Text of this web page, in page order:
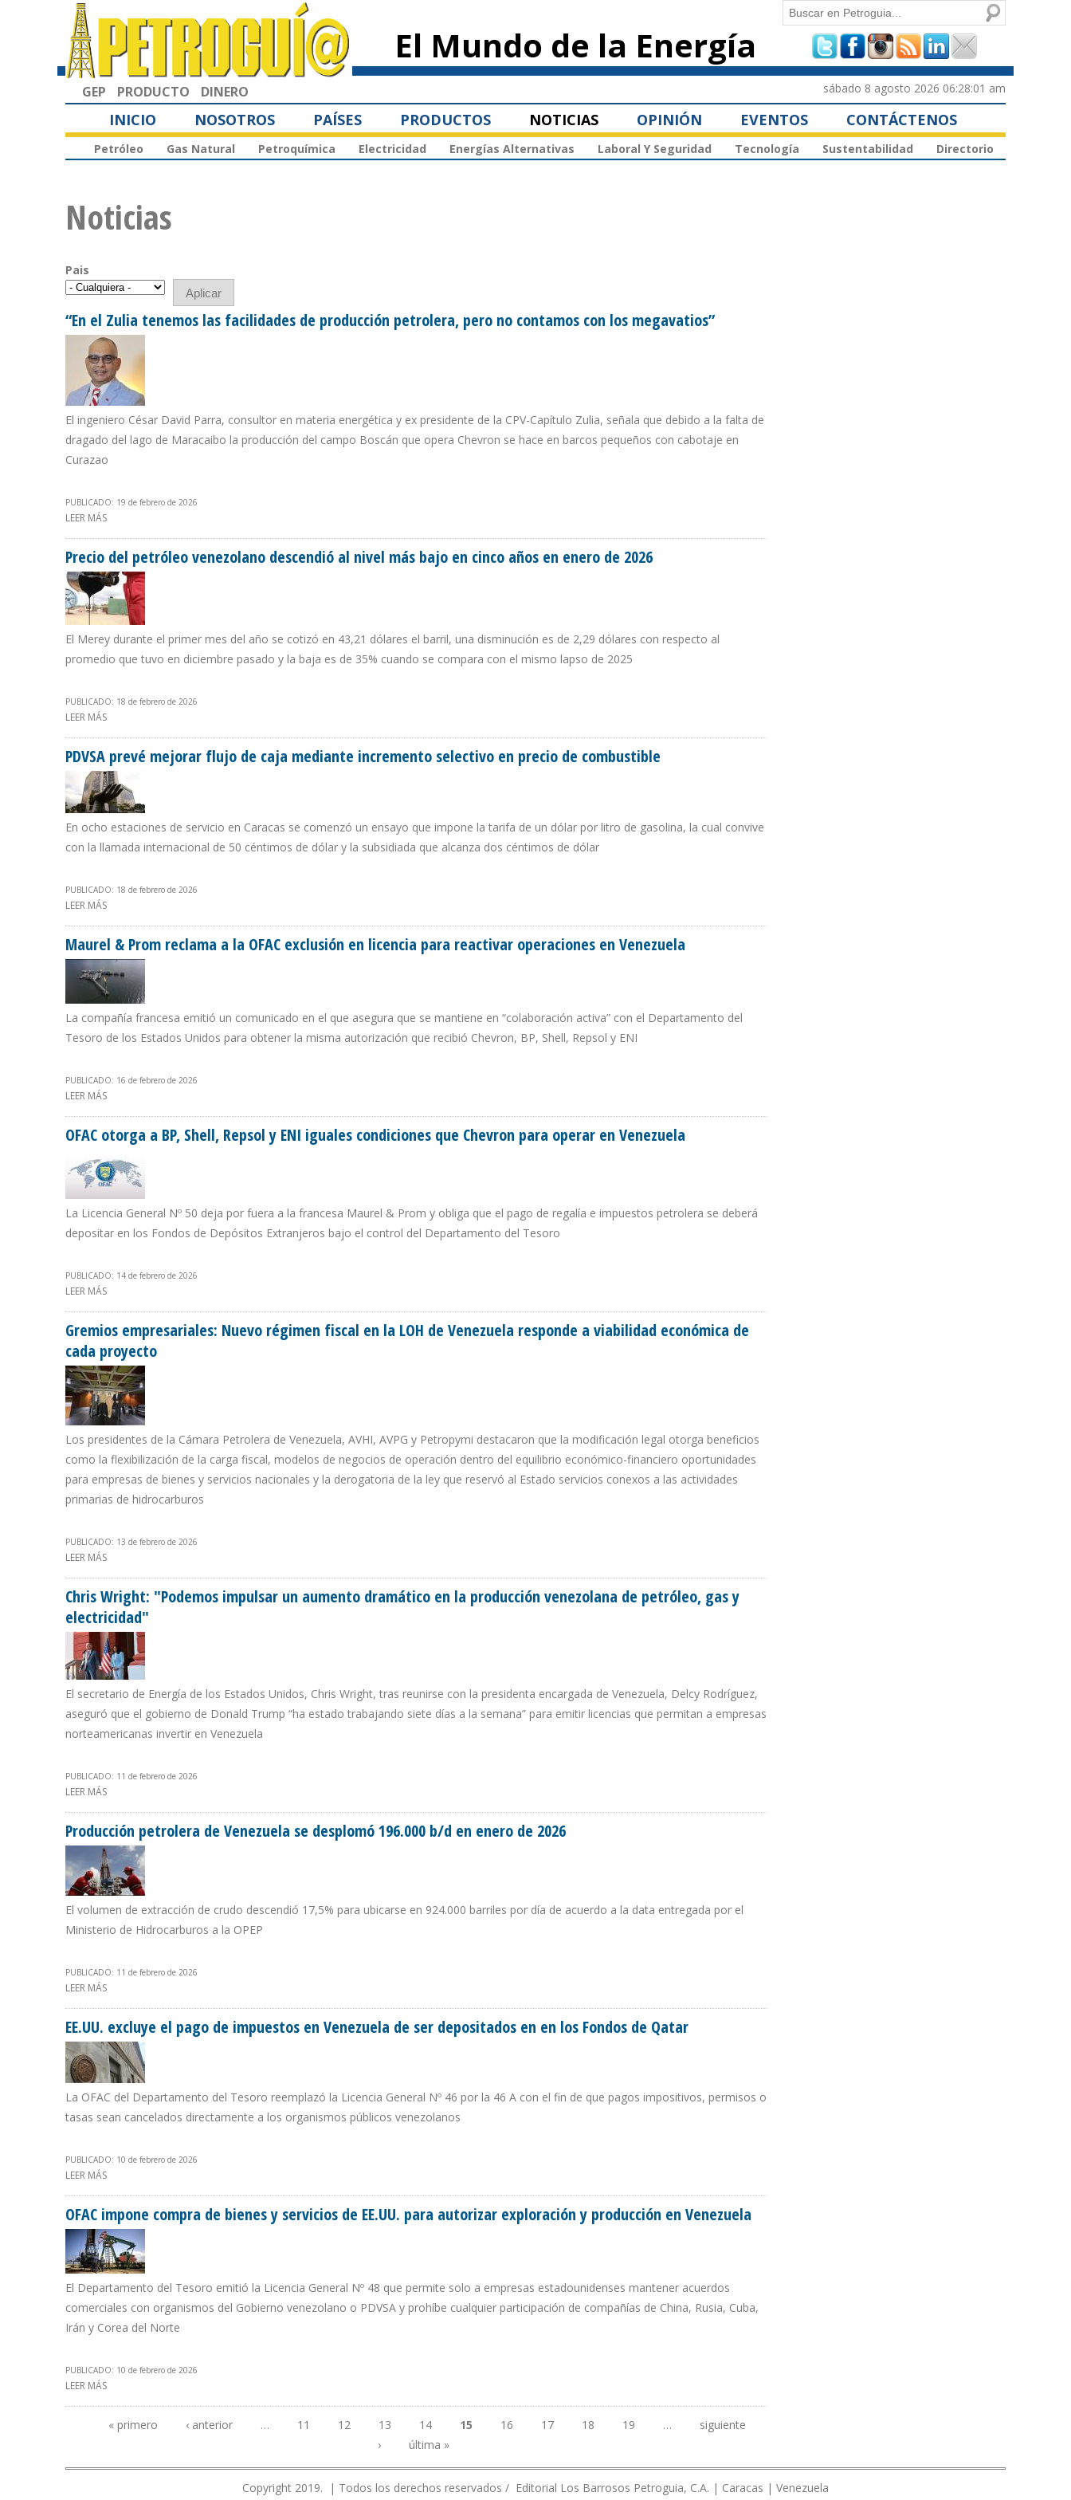
principal
El Mundo de la Energía
Formulario de
búsqueda
Buscar
GEP PRODUCTO DINERO sábado 8 agosto 2026 06:28:01 am
INICIO NOSOTROS PAÍSES PRODUCTOS NOTICIAS OPINIÓN EVENTOS CONTÁCTENOS
Petróleo Gas Natural Petroquímica Electricidad Energías Alternativas Laboral Y Seguridad Tecnología Sustentabilidad Directorio
Noticias
Pais
“En el Zulia tenemos las facilidades de producción petrolera, pero no contamos con los megavatios”
El ingeniero César David Parra, consultor en materia energética y ex presidente de la CPV-Capítulo Zulia, señala que debido a la falta de
dragado del lago de Maracaibo la producción del campo Boscán que opera Chevron se hace en barcos pequeños con cabotaje en
Curazao
PUBLICADO: 19 de febrero de 2026
LEER MÁS
Precio del petróleo venezolano descendió al nivel más bajo en cinco años en enero de 2026
El Merey durante el primer mes del año se cotizó en 43,21 dólares el barril, una disminución es de 2,29 dólares con respecto al
promedio que tuvo en diciembre pasado y la baja es de 35% cuando se compara con el mismo lapso de 2025
PUBLICADO: 18 de febrero de 2026
LEER MÁS
PDVSA prevé mejorar flujo de caja mediante incremento selectivo en precio de combustible
En ocho estaciones de servicio en Caracas se comenzó un ensayo que impone la tarifa de un dólar por litro de gasolina, la cual convive
con la llamada internacional de 50 céntimos de dólar y la subsidiada que alcanza dos céntimos de dólar
PUBLICADO: 18 de febrero de 2026
LEER MÁS
Maurel & Prom reclama a la OFAC exclusión en licencia para reactivar operaciones en Venezuela
La compañía francesa emitió un comunicado en el que asegura que se mantiene en “colaboración activa” con el Departamento del
Tesoro de los Estados Unidos para obtener la misma autorización que recibió Chevron, BP, Shell, Repsol y ENI
PUBLICADO: 16 de febrero de 2026
LEER MÁS
OFAC otorga a BP, Shell, Repsol y ENI iguales condiciones que Chevron para operar en Venezuela
La Licencia General Nº 50 deja por fuera a la francesa Maurel & Prom y obliga que el pago de regalía e impuestos petrolera se deberá
depositar en los Fondos de Depósitos Extranjeros bajo el control del Departamento del Tesoro
PUBLICADO: 14 de febrero de 2026
LEER MÁS
Gremios empresariales: Nuevo régimen fiscal en la LOH de Venezuela responde a viabilidad económica de
cada proyecto
Los presidentes de la Cámara Petrolera de Venezuela, AVHI, AVPG y Petropymi destacaron que la modificación legal otorga beneficios
como la flexibilización de la carga fiscal, modelos de negocios de operación dentro del equilibrio económico-financiero oportunidades
para empresas de bienes y servicios nacionales y la derogatoria de la ley que reservó al Estado servicios conexos a las actividades
primarias de hidrocarburos
PUBLICADO: 13 de febrero de 2026
LEER MÁS
Chris Wright: "Podemos impulsar un aumento dramático en la producción venezolana de petróleo, gas y
electricidad"
El secretario de Energía de los Estados Unidos, Chris Wright, tras reunirse con la presidenta encargada de Venezuela, Delcy Rodríguez,
aseguró que el gobierno de Donald Trump “ha estado trabajando siete días a la semana” para emitir licencias que permitan a empresas
norteamericanas invertir en Venezuela
PUBLICADO: 11 de febrero de 2026
LEER MÁS
Producción petrolera de Venezuela se desplomó 196.000 b/d en enero de 2026
El volumen de extracción de crudo descendió 17,5% para ubicarse en 924.000 barriles por día de acuerdo a la data entregada por el
Ministerio de Hidrocarburos a la OPEP
PUBLICADO: 11 de febrero de 2026
LEER MÁS
EE.UU. excluye el pago de impuestos en Venezuela de ser depositados en en los Fondos de Qatar
La OFAC del Departamento del Tesoro reemplazó la Licencia General Nº 46 por la 46 A con el fin de que pagos impositivos, permisos o
tasas sean cancelados directamente a los organismos públicos venezolanos
PUBLICADO: 10 de febrero de 2026
LEER MÁS
OFAC impone compra de bienes y servicios de EE.UU. para autorizar exploración y producción en Venezuela
El Departamento del Tesoro emitió la Licencia General Nº 48 que permite solo a empresas estadounidenses mantener acuerdos
comerciales con organismos del Gobierno venezolano o PDVSA y prohíbe cualquier participación de compañías de China, Rusia, Cuba,
Irán y Corea del Norte
PUBLICADO: 10 de febrero de 2026
LEER MÁS
Páginas
« primero ‹ anterior … 11 12 13 14 15 16 17 18 19 …
siguiente
›
última »
Copyright 2019. | Todos los derechos reservados / Editorial Los Barrosos Petroguia, C.A. | Caracas | Venezuela